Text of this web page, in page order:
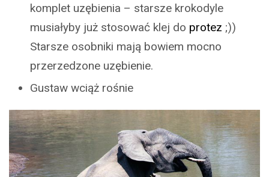
komplet uzębienia – starsze krokodyle
musiałyby już stosować klej do protez ;))
Starsze osobniki mają bowiem mocno
przerzedzone uzębienie.
Gustaw wciąż rośnie